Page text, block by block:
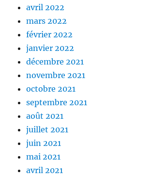
avril 2022
mars 2022
février 2022
janvier 2022
décembre 2021
novembre 2021
octobre 2021
septembre 2021
août 2021
juillet 2021
juin 2021
mai 2021
avril 2021